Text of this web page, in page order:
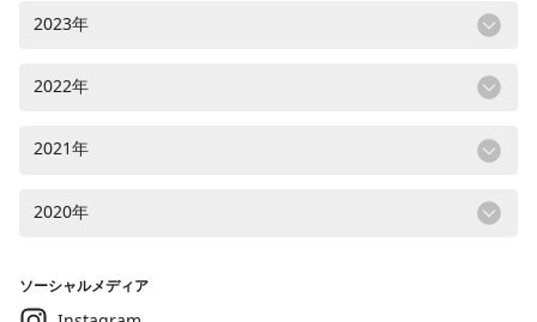
2023年
2022年
2021年
2020年
ソーシャルメディア